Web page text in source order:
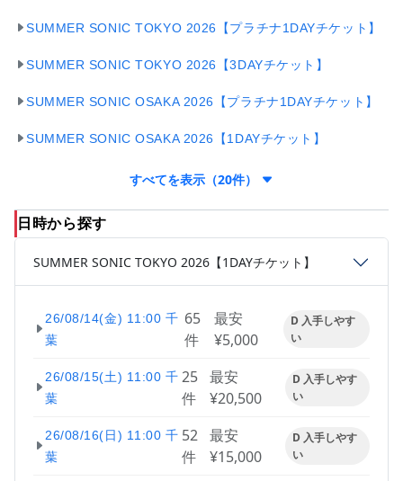
SUMMER SONIC TOKYO 2026【プラチナ1DAYチケット】
SUMMER SONIC TOKYO 2026【3DAYチケット】
SUMMER SONIC OSAKA 2026【プラチナ1DAYチケット】
SUMMER SONIC OSAKA 2026【1DAYチケット】
すべてを表示（20件）
日時から探す
SUMMER SONIC TOKYO 2026【1DAYチケット】
26/08/14(金) 11:00 千
葉
65
件
最安
¥5,000
D 入手しやす
い
26/08/15(土) 11:00 千
葉
25
件
最安
¥20,500
D 入手しやす
い
26/08/16(日) 11:00 千
葉
52
件
最安
¥15,000
D 入手しやす
い